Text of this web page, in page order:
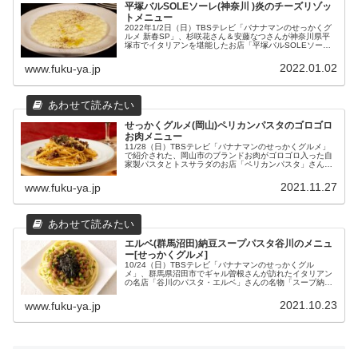
平塚バルSOLEソーレ(神奈川 )炎のチーズリゾッ
トメニュー
2022年1/2日（日）TBSテレビ「バナナマンのせっかくグ
ルメ 新春SP」、杉咲花さん＆安藤なつさんが神奈川県平
塚市でイタリアンを堪能したお店「平塚バルSOLEソー
ニュー、営業時間や場所などの店舗情報をまとめました。
www.fuku-ya.jp 2022.01.02
せっかくグルメ(岡山)ペリカンパスタのゴロゴロ
お肉メニュー
11/28（日）TBSテレビ「バナナマンのせっかくグルメ」
で紹介された、岡山市のブランドお肉がゴロゴロ入った自
家製パスタとトスサラダのお店「ペリカンパスタ」さんの
www.fuku-ya.jp 2021.11.27
エルベ(群馬沼田)納豆スープパスタ谷川のメニュ
ー[せっかくグルメ]
10/24（日）TBSテレビ「バナナマンのせっかくグル
メ」、群馬県沼田市でギャル曽根さんが訪れたイタリアン
の名店「谷川のパスタ・エルベ」さんの名物「スープ納豆
名物は、「スープ納豆パスタ」と「バナナジュース」！！
www.fuku-ya.jp 2021.10.23